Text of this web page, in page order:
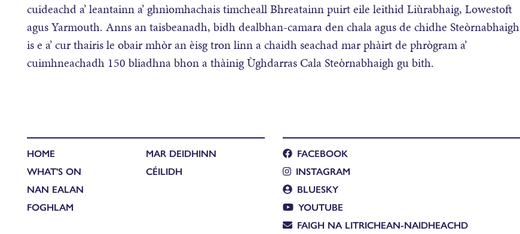
cuideachd a’ leantainn a’ ghnìomhachais timcheall Bhreatainn puirt eile leithid Liùrabhaig, Lowestoft
agus Yarmouth. Anns an taisbeanadh, bidh dealbhan-camara den chala agus de chidhe Steòrnabhaigh
is e a’ cur thairis le obair mhòr an èisg tron linn a chaidh seachad mar phàirt de phrògram a’
cuimhneachadh 150 bliadhna bhon a thàinig Ùghdarras Cala Steòrnabhaigh gu bith.
HOME
WHAT'S ON
NAN EALAN
FOGHLAM
MAR DEIDHINN
CÉILIDH
FACEBOOK
INSTAGRAM
BLUESKY
YOUTUBE
FAIGH NA LITRICHEAN-NAIDHEACHD